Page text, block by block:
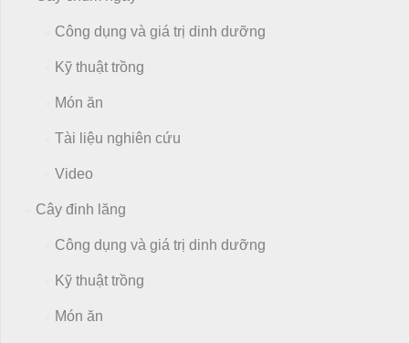
Công dụng và giá trị dinh dưỡng
Kỹ thuật trồng
Món ăn
Tài liệu nghiên cứu
Video
Cây đinh lăng
Công dụng và giá trị dinh dưỡng
Kỹ thuật trồng
Món ăn